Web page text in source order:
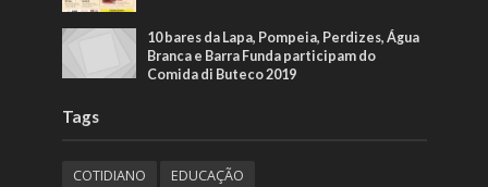
10 bares da Lapa, Pompeia, Perdizes, Água
Branca e Barra Funda participam do
Comida di Buteco 2019
Tags
COTIDIANO
EDUCAÇÃO